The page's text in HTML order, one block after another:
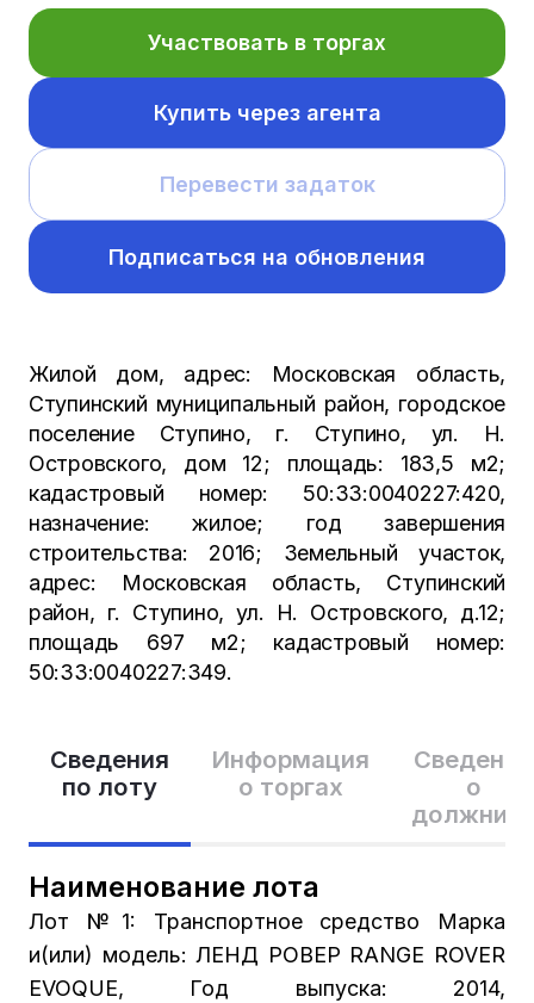
Сведения
по лоту
Информация
о торгах
Сведения
о
Наименование лота
Лот №1: Транспортное средство Марка
и(или) модель: ЛЕНД РОВЕР RANGE ROVER
EVOQUE, Год выпуска: 2014,
Участвовать в торгах
Купить через агента
Перевести задаток
Подписаться на обновления
Жилой дом, адрес: Московская область,
Ступинский муниципальный район, городское
поселение Ступино, г. Ступино, ул. Н.
Островского, дом 12; площадь: 183,5 м2;
кадастровый номер: 50:33:0040227:420,
назначение: жилое; год завершения
строительства: 2016; Земельный участок,
адрес: Московская область, Ступинский
район, г. Ступино, ул. Н. Островского, д.12;
площадь 697 м2; кадастровый номер:
50:33:0040227:349.